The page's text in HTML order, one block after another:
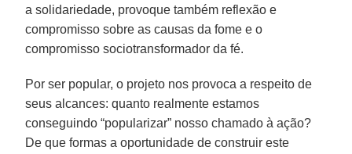
a solidariedade, provoque também reflexão e
compromisso sobre as causas da fome e o
compromisso sociotransformador da fé.
Por ser popular, o projeto nos provoca a respeito de
seus alcances: quanto realmente estamos
conseguindo “popularizar” nosso chamado à ação?
De que formas a oportunidade de construir este